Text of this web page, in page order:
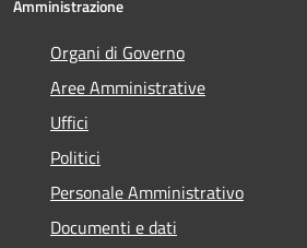
Amministrazione
Organi di Governo
Aree Amministrative
Uffici
Politici
Personale Amministrativo
Documenti e dati